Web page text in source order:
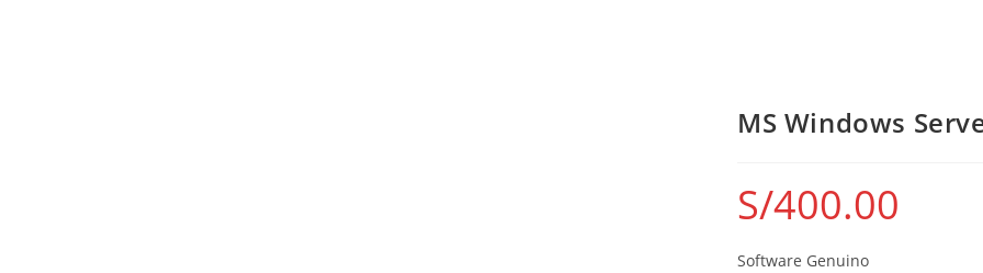
MS Windows
S/400.00
Software Genuino